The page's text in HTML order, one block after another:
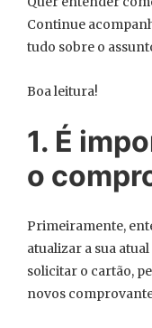
Continue
tudo sobre o
Boa leitura!
1. É
o
Primeiramente,
atualizar a sua
solicitar o cartão,
novos